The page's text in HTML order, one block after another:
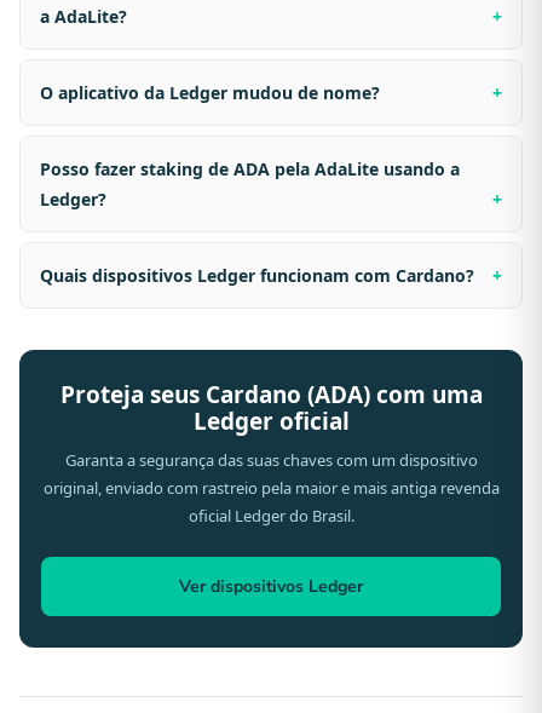
a AdaLite?
O aplicativo da Ledger mudou de nome?
Posso fazer staking de ADA pela AdaLite usando a
Ledger?
Quais dispositivos Ledger funcionam com Cardano?
Proteja seus Cardano (ADA) com uma
Ledger oficial
Garanta a segurança das suas chaves com um dispositivo
original, enviado com rastreio pela maior e mais antiga revenda
oficial Ledger do Brasil.
Ver dispositivos Ledger